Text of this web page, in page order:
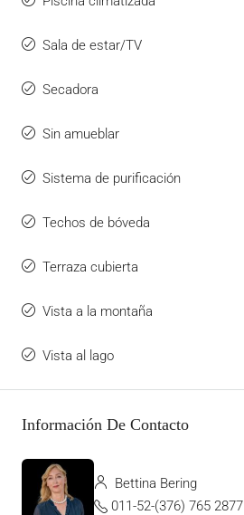
Sala de estar/TV
Secadora
Sin amueblar
Sistema de purificación
Techos de bóveda
Terraza cubierta
Vista a la montaña
Vista al lago
Información De Contacto
Bettina Bering
011-52-(376) 765 2877